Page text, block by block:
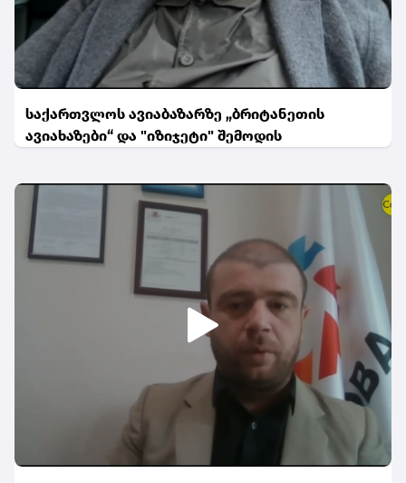
საქართვლოს ავიაბაზარზე „ბრიტანეთის
ავიახაზები“ და "იზიჯეტი" შემოდის